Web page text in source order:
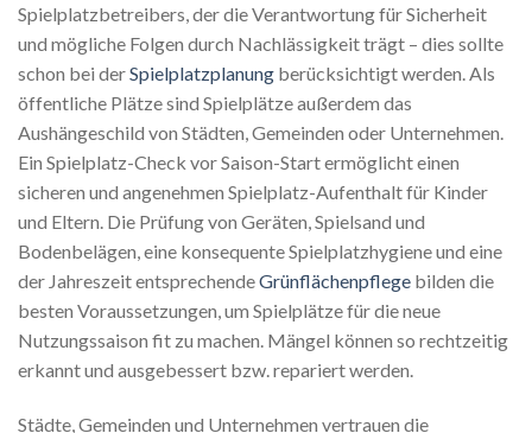
Spielplatzbetreibers, der die Verantwortung für Sicherheit
und mögliche Folgen durch Nachlässigkeit trägt – dies sollte
schon bei derSpielplatzplanung berücksichtigt werden. Als
öffentliche Plätze sind Spielplätze außerdem das
Aushängeschild von Städten, Gemeinden oder Unternehmen.
Ein Spielplatz-Check vor Saison-Start ermöglicht einen
sicheren und angenehmen Spielplatz-Aufenthalt für Kinder
und Eltern. Die Prüfung von Geräten, Spielsand und
Bodenbelägen, eine konsequente Spielplatzhygiene und eine
der Jahreszeit entsprechendeGrünflächenpflege bilden die
besten Voraussetzungen, um Spielplätze für die neue
Nutzungssaison fit zu machen. Mängel können so rechtzeitig
erkannt und ausgebessert bzw. repariert werden.
Städte, Gemeinden und Unternehmen vertrauen die